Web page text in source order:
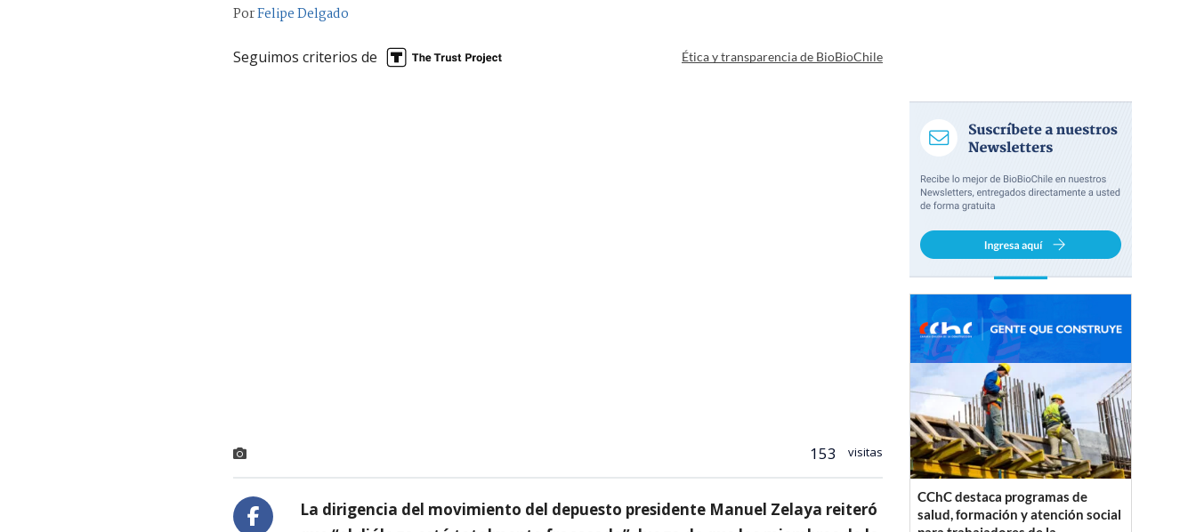
PorFelipe Delgado
Seguimos criterios de Ética y transparencia de BioBioChile
153 visitas
La dirigencia del movimiento del depuesto presidente Manuel Zelaya reiteró
CChC destaca programas de
salud, formación y atención social